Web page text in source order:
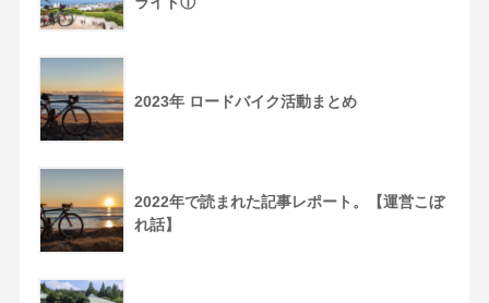
2023年 ロードバイク活動まとめ
2022年で読まれた記事レポート。【運営こぼ
れ話】